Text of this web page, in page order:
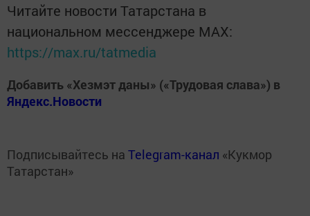
Читайте новости Татарстана в
национальном мессенджере MАХ:
https://max.ru/tatmedia
Добавить «Хезмэт даны» («Трудовая слава») в
Яндекс.Новости
Подписывайтесь на Telegram-канал «Кукмор
Татарстан»